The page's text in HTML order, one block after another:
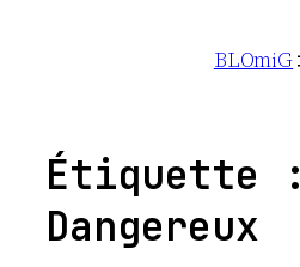
BLOmiG
Étiquette :
Dangereux